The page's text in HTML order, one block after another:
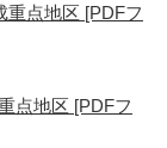
重点地区 [PDFフ
点地区 [PDFフ